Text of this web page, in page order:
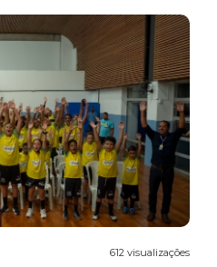
612 visualizações